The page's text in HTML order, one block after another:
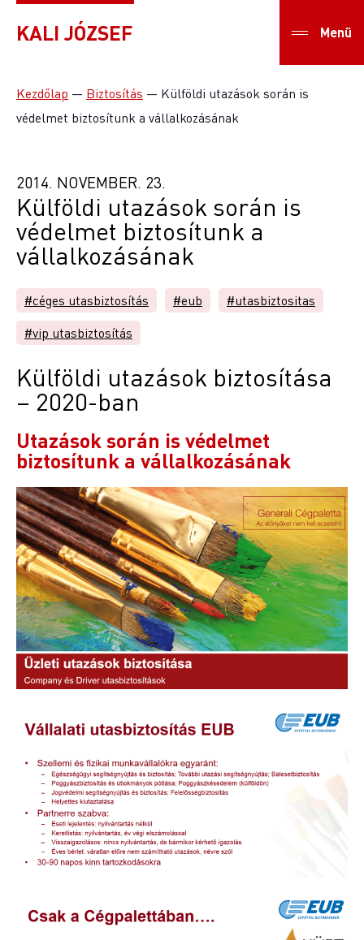
KALI JÓZSEF Menü
Kezdőlap — Biztosítás — Külföldi utazások során is
védelmet biztosítunk a vállalkozásának
2014. NOVEMBER. 23.
Külföldi utazások során is
védelmet biztosítunk a
vállalkozásának
#céges utasbiztosítás #eub
#utasbiztositas
#vip utasbiztosítás
Külföldi utazások biztosítása
– 2020-ban
Utazások során is védelmet
biztosítunk a vállalkozásának